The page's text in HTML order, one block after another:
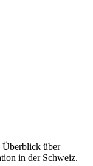
Überblick über
in der Schweiz.